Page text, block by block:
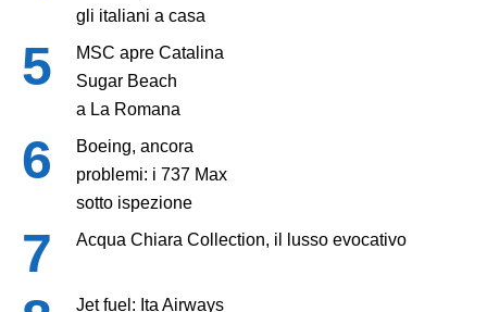
gli italiani a casa
MSC apre Catalina
Sugar Beach
a La Romana
Boeing, ancora
problemi: i 737 Max
sotto ispezione
Acqua Chiara Collection, il lusso evocativo
Jet fuel: Ita Airways